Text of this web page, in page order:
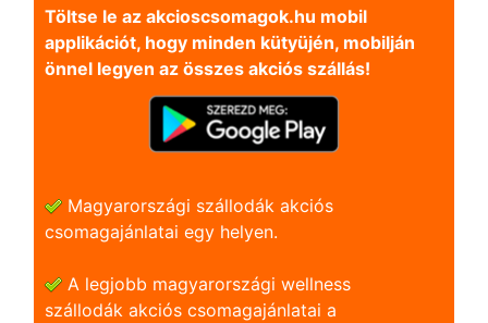
Töltse le az akcioscsomagok.hu mobil
applikációt, hogy minden kütyüjén, mobilján
önnel legyen az összes akciós szállás!
Magyarországi szállodák akciós
csomagajánlatai egy helyen.
A legjobb magyarországi wellness
szállodák akciós csomagajánlatai a